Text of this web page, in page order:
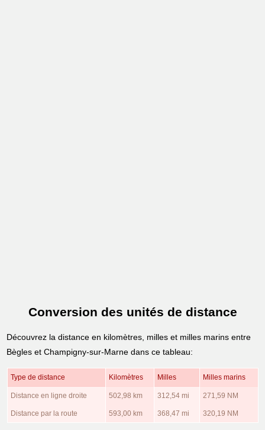
Conversion des unités de distance
Découvrez la distance en kilomètres, milles et milles marins entre
Bègles et Champigny-sur-Marne dans ce tableau:
Type de distance Kilomètres Milles Milles marins
Distance en ligne droite 502,98 km 312,54 mi 271,59 NM
Distance par la route 593,00 km 368,47 mi 320,19 NM